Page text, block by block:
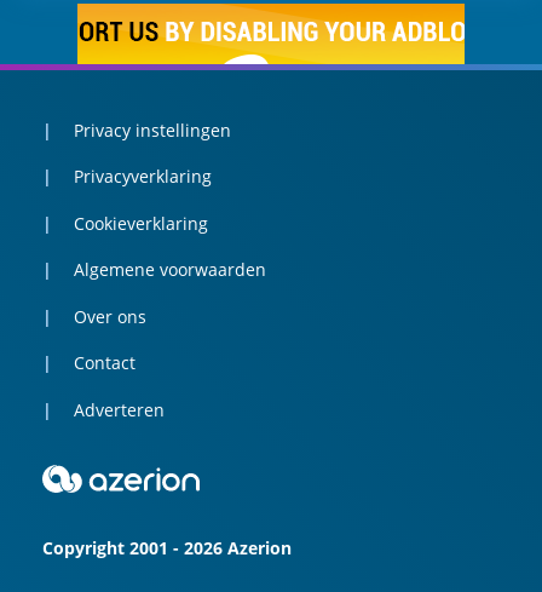
Privacy instellingen
Privacyverklaring
Cookieverklaring
Algemene voorwaarden
Over ons
Contact
Adverteren
Copyright 2001 - 2026 Azerion